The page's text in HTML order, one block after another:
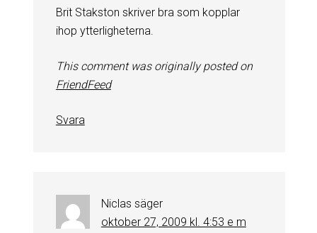
Brit Stakston skriver bra som kopplar
ihop ytterligheterna.
This comment was originally posted on
FriendFeed
Svara
Niclas säger
oktober 27, 2009 kl. 4:53 e m